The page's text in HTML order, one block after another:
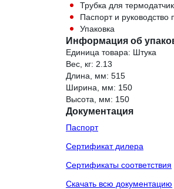
Трубка для
Паспорт и руководство
Упаковка
Информация об
Единица товара: Штука
Вес, кг: 2.13
Длина, мм: 515
Ширина, мм: 150
Высота, мм: 150
Документация
Паспорт
Сертификат дилера
Сертификаты соответствия
Скачать всю документацию